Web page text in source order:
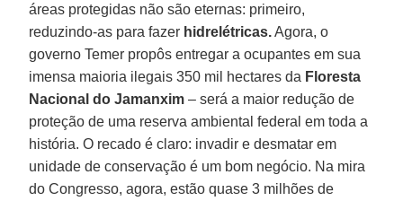
áreas protegidas não são eternas: primeiro,
reduzindo-as para fazer hidrelétricas.Agora, o
governo Temer propôs entregar a ocupantes em sua
imensa maioria ilegais 350 mil hectares da Floresta
Nacional do Jamanxim – será a maior redução de
proteção de uma reserva ambiental federal em toda a
história. O recado é claro: invadir e desmatar em
unidade de conservação é um bom negócio. Na mira
do Congresso, agora, estão quase 3 milhões de